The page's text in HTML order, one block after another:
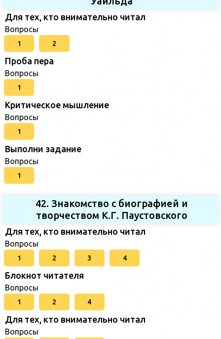
Для тех, кто внимательно читал
Вопросы
1 2
Проба пера
Вопросы
1
Критическое мышление
Вопросы
1
Выполни задание
Вопросы
1
42. Знакомство с биографией и
творчеством К.Г. Паустовского
Для тех, кто внимательно читал
Вопросы
1 2 3 4
Блокнот читателя
Вопросы
1 2 4
Для тех, кто внимательно читал
Вопросы